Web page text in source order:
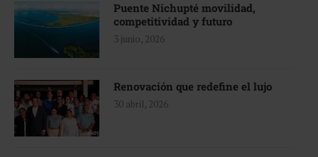
Puente Nichupté movilidad,
competitividad y futuro
3 junio, 2026
Renovación que redefine el lujo
30 abril, 2026